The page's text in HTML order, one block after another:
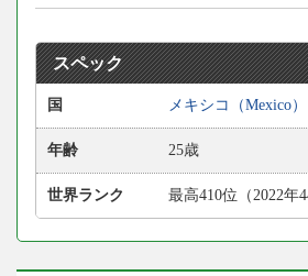
スペック
国 メキシコ（Mexico）
年齢 25歳
世界ランク 最高410位（2022年